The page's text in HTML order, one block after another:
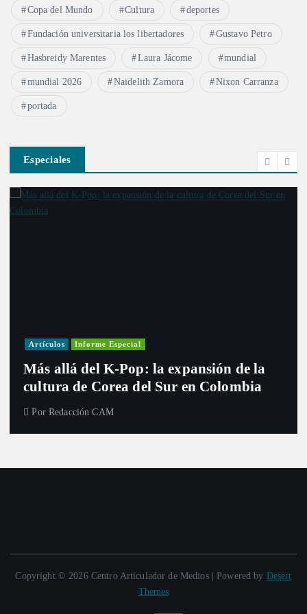
Copa del Mundo Cultura deportes
Fundación universitaria los libertadores Gustavo Petro
Hasbreidy Marentes Laura Jácome mundial
mundial 2026 Naidelith Zamora Nixon Carranza
portada
Especiales
Artículos Informe Especial
Más allá del K-Pop: la expansión de la
cultura de Corea del Sur en Colombia
Por Redacción CAM
Copyright © 2026 Centro Articulador de Medios | Powered by Desert
Themes